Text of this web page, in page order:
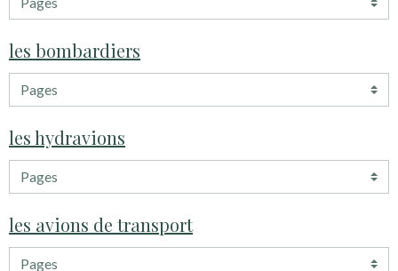
les bombardiers
les hydravions
les avions de transport